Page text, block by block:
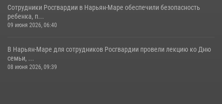
Сотрудники Росгвардии в Нарьян-Маре обеспечили безопасность
ребенка, п...
09 июня 2026, 06:40
В Нарьян-Маре для сотрудников Росгвардии провели лекцию ко Дню
семьи, ...
08 июня 2026, 09:39